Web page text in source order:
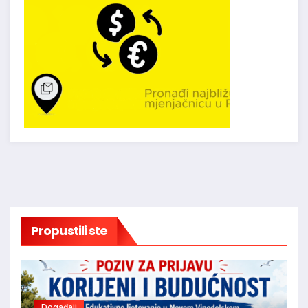
Propustili ste